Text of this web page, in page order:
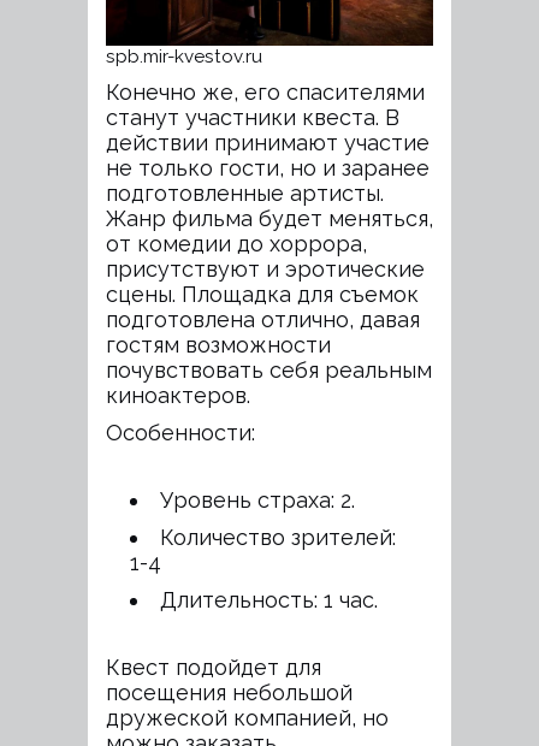
spb.mir-kvestov.ru
Конечно же, его спасителями
станут участники квеста. В
действии принимают участие
не только гости, но и заранее
подготовленные артисты.
Жанр фильма будет меняться,
от комедии до хоррора,
присутствуют и эротические
сцены. Площадка для съемок
подготовлена отлично, давая
гостям возможности
почувствовать себя реальным
киноактеров.
Особенности:
Уровень страха: 2.
Количество зрителей:
1-4
Длительность: 1 час.
Квест подойдет для
посещения небольшой
дружеской компанией, но